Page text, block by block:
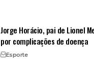
Jorge Horácio, pai de Lionel
por complicações de doença
Esporte